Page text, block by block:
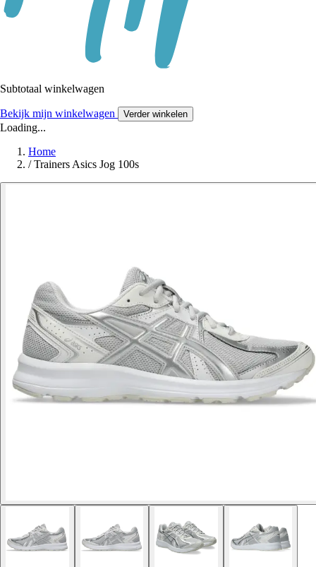
Subtotaal winkelwagen
Bekijk mijn winkelwagen Verder winkelen
Loading...
Home
/ Trainers Asics Jog 100s